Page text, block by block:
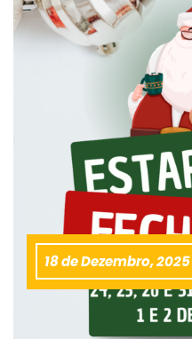
18 de Dezembro, 2025